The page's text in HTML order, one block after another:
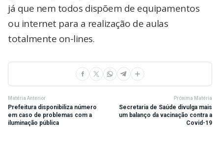
já que nem todos dispõem de equipamentos
ou internet para a realização de aulas
totalmente on-lines.
Matéria Anterior
Prefeitura disponibiliza número
em caso de problemas com a
iluminação pública
Próxima Matéria
Secretaria de Saúde divulga mais
um balanço da vacinação contra a
Covid-19